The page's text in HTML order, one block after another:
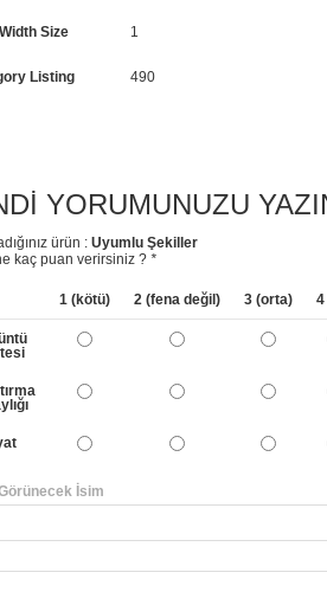
Size 1
Listing
490
YORUMUNUZU
ürün :Uyumlu Şekiller
kaç puan verirsiniz ?*
1 (kötü) 2 (fena değil) 3 (orta)
İsim